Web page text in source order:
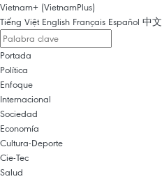
Vietnam+ (VietnamPlus)
Tiếng Việt English Français Español 中文
Portada
Política
Enfoque
Internacional
Sociedad
Economía
Cultura-Deporte
Cie-Tec
Salud